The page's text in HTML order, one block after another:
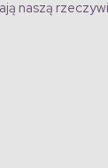
naszą